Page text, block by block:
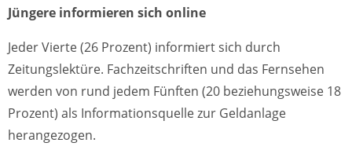
Jüngere informieren sich online
Jeder Vierte (26 Prozent) informiert sich durch
Zeitungslektüre. Fachzeitschriften und das Fernsehen
werden von rund jedem Fünften (20 beziehungsweise 18
Prozent) als Informationsquelle zur Geldanlage
herangezogen.